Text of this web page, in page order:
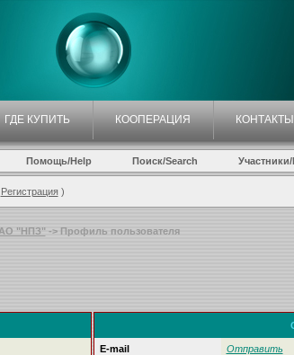
ГДЕ КУПИТЬ КООПЕРАЦИЯ КОНТАКТЫ
Помощь/Help Поиск/Search
Регистрация)
"НПЗ"-> Профиль пользователя
E-mail
Отправить